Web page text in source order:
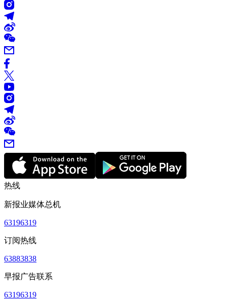
热线
新报业媒体总机
63196319
订阅热线
63883838
早报广告联系
63196319